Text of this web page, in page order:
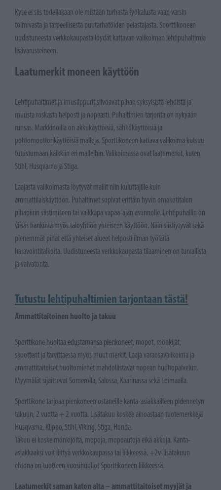
Kyse ei siis todellakaan ole mistään turhasta työkalusta vaan varsin
toimivasta ja tarpeellisesta puutarhatöiden pelastajasta. Sporttikoneen
uudistuneesta verkkokaupasta löydät kattavan valikoiman lehtipuhaltimia
lisävarusteineen.
Laatumerkit moneen käyttöön
Lehtipuhaltimet ja imusilppurit siivoavat pihan syksyisistä lehdistä ja
muusta roskasta helposti ja nopeasti. Puhaltimien tarjonta on nykyään
runsas. Markkinoilla on akkukäyttöisiä, sähkökäyttöisiä ja
polttomoottorikäyttöisiä malleja. Sporttikoneen kattava valikoima kutsuu
tutustumaan kaikkiin eri malleihin. Valikoimassa ovat laatumerkit, kuten
Stihl, Husqvarna ja Stiga.
Laajasta valikoimasta löytyvät mallit niin kuluttajille kuin
ammattilaiskäyttöön. Puhaltimet sopivat erittäin hyvin omakotitalon
pihapiirin siistimiseen tai vaikkapa vapaa-ajan asunnolle. Lehtipuhallin on
viisas hankinta myös taloyhtiön yhteiseen käyttöön. Näin siistiytyvät sekä
pienemmät pihat että yhteiset alueet helposti ilman työläitä
haravointitalkoita. Uudistuneesta verkkokaupasta tilaaminen on turvallista
ja vaivatonta.
Tutustu lehtipuhaltimien tarjontaan tästä!
Ammattitaitoinen huolto ja takuu
Sporttikone huoltaa edustamansa pienkoneet, mopot, mönkijät,
skootterit ja tarvittaessa myös muut merkit. Laaja varaosavalikoima ja
ammattitaitoiset huoltomiehet mahdollistavat nopean huoltopalvelun.
Myymälät sijaitsevat Somerolla, Salossa, Kaarinassa sekä Loimaalla.
Sporttikone tarjoaa pienkoneen ostaneille kanta-asiakkailleen pidennetyn
takuun, 2 vuotta + 2 vuotta. Lisätakuu koskee ainoastaan tuotemerkkejä
Husqvarna, Klippo, Stihl, Viking, Stiga, Honda.
Takuu ei koske mönkijöitä, mopoja, mopoautoja eikä akkuja. Kanta-
asiakkaaksi voit liittyä verkkokaupassa tai liikkeessä. +2v-lisätakuun
ehtona on tuotteen vuosihuollot Sporttikoneen liikkeessä.
Laatumerkit saman katon alta – ammattitaitoiset myyjät ja